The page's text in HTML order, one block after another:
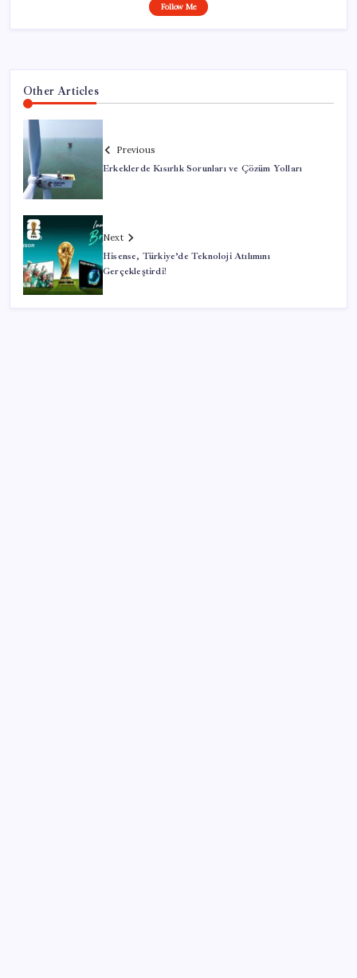
Follow Me
Other Articles
Previous
Erkeklerde Kısırlık Sorunları ve Çözüm Yolları
Next
Hisense, Türkiye’de Teknoloji Atılımını
Gerçekleştirdi!